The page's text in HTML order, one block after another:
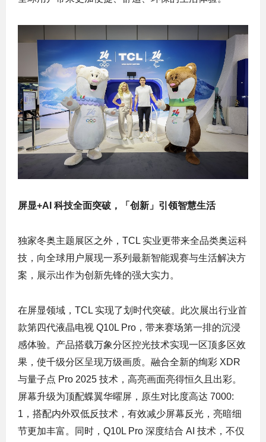
屏显+AI 科技全面突破，「创新」引领智慧生活
独家冬奥主题展区之外，TCL 实业更带来全品类奥运科
技，向全球用户展现一系列最新智能观赛与生活解决方
案，展示出作为创新先锋的强大实力。
在屏显领域，TCL 实现了划时代突破。此次展出行业首
款第四代液晶电视 Q10L Pro，带来赛场第一排的沉浸
感体验。产品搭载万象分区控光技术实现一区顶多区效
果，使千级分区呈现万级画质。融合全新的绚彩 XDR
与量子点 Pro 2025 技术，高亮画面亮得恒久且出彩。
屏幕升级为顶配蝶翼华曜屏，原生对比度高达 7000:
1，搭配内外双低反技术，有效减少屏幕反光，亮暗细
节更加丰富。同时，Q10L Pro 深度结合 AI 技术，不仅